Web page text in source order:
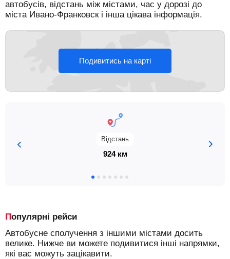
автобусів, відстань між містами, час у дорозі до
міста Ивано-Франковск і інша цікава інформація.
Подивитись на карті
Відстань
924 км
Популярні рейси
Автобусне сполучення з іншими містами досить
велике. Нижче ви можете подивитися інші напрямки,
які вас можуть зацікавити.